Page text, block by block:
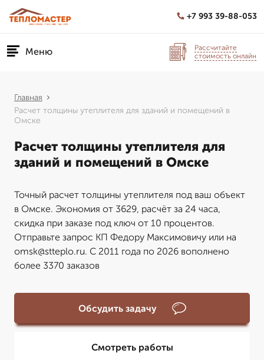
+7 993 39-88-053
Меню
Рассчитайте
стоимость онлайн
Главная
Расчет толщины утеплителя для зданий и помещений в
Омске
Расчет толщины утеплителя для
зданий и помещений в Омске
Точный расчет толщины утеплителя под ваш объект
в Омске. Экономия от 3629, расчёт за 24 часа,
скидка при заказе под ключ от 10 процентов.
Отправьте запрос КП Федору Максимовичу или на
omsk@stteplo.ru. С 2011 года по 2026 вополнено
более 3370 заказов
Обсудить задачу
Смотреть работы